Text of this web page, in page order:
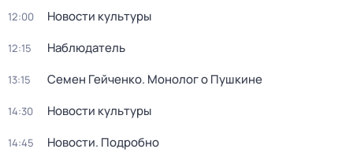
12:00 Новости культуры
12:15 Наблюдатель
13:15 Семен Гейченко. Монолог о Пушкине
14:30 Новости культуры
14:45 Новости. Подробно